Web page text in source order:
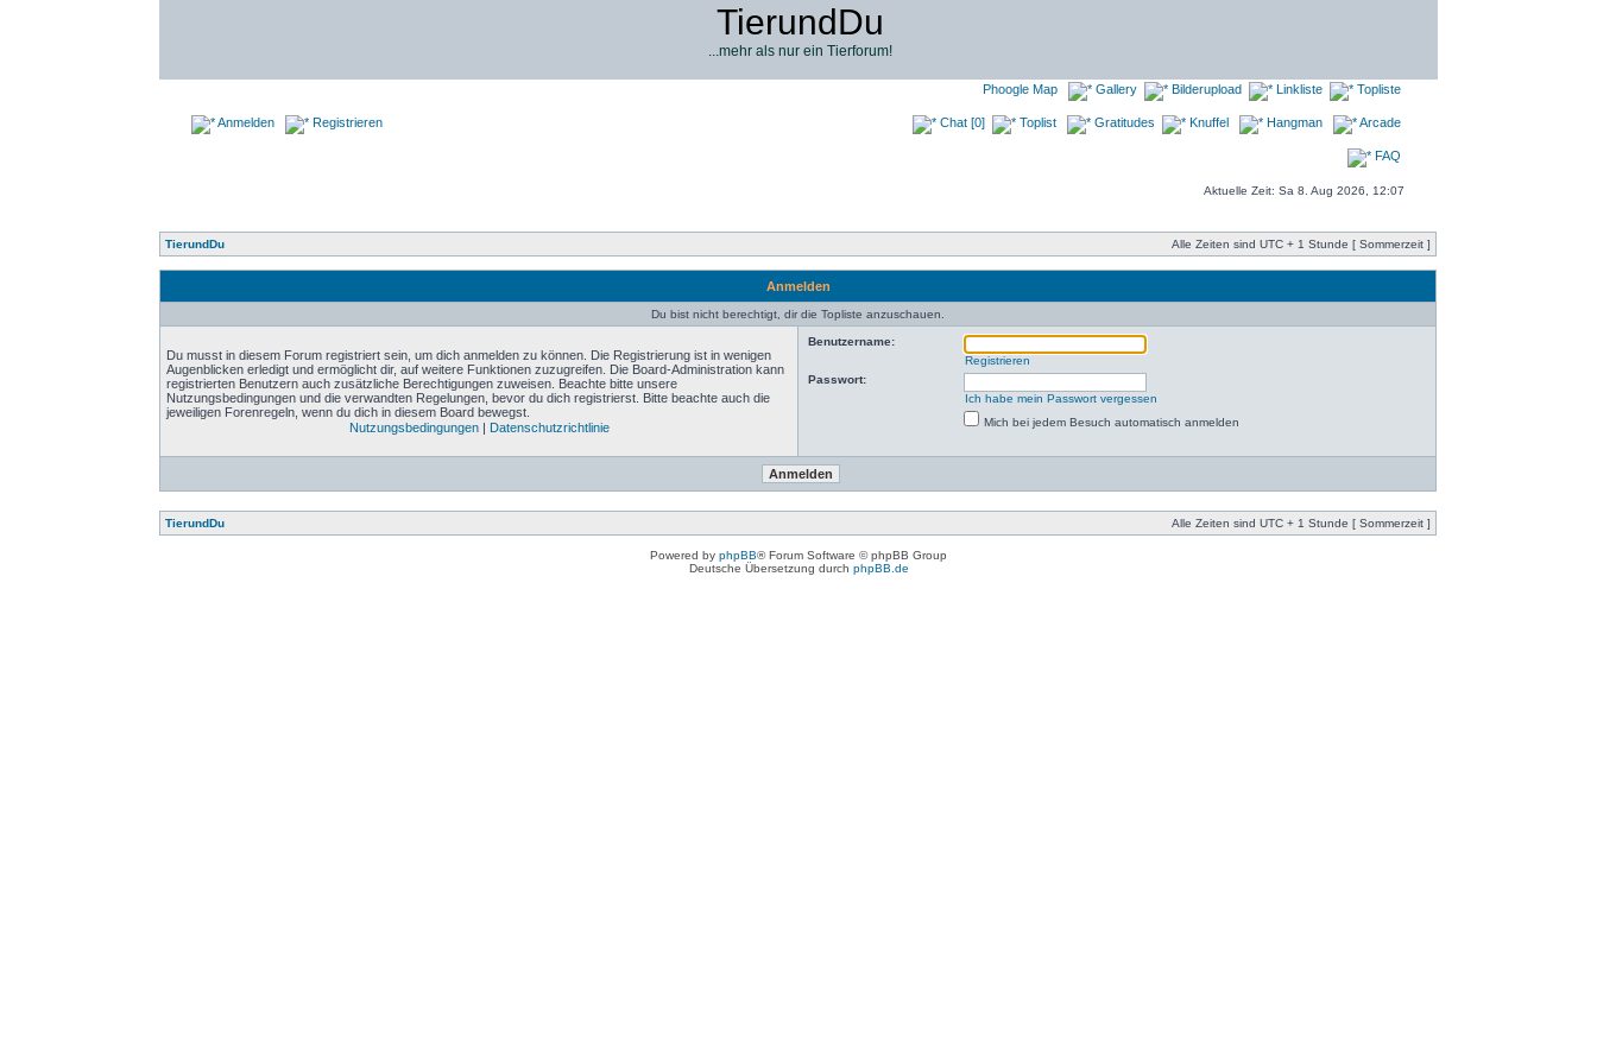
TierundDu
...mehr als nur ein Tierforum!
Anmelden Registrieren
Phoogle Map Gallery Bilderupload Linkliste Topliste
Chat [0] Toplist Gratitudes Knuffel Hangman Arcade
FAQ
Aktuelle Zeit: Sa 8. Aug 2026, 12:07
TierundDu Alle Zeiten sind UTC + 1 Stunde [ Sommerzeit ]
Anmelden
Du bist nicht berechtigt, dir die Topliste anzuschauen.
Du musst in diesem Forum registriert sein, um dich anmelden zu können. Die Registrierung ist in wenigen
Augenblicken erledigt und ermöglicht dir, auf weitere Funktionen zuzugreifen. Die Board-Administration kann
registrierten Benutzern auch zusätzliche Berechtigungen zuweisen. Beachte bitte unsere
Nutzungsbedingungen und die verwandten Regelungen, bevor du dich registrierst. Bitte beachte auch die
jeweiligen Forenregeln, wenn du dich in diesem Board bewegst.
Nutzungsbedingungen| Datenschutzrichtlinie
Benutzername:
Registrieren
Passwort:
Ich habe mein Passwort vergessen
Mich bei jedem Besuch automatisch anmelden
TierundDu Alle Zeiten sind UTC + 1 Stunde [ Sommerzeit ]
Powered by phpBB® Forum Software © phpBB Group
Deutsche Übersetzung durch phpBB.de